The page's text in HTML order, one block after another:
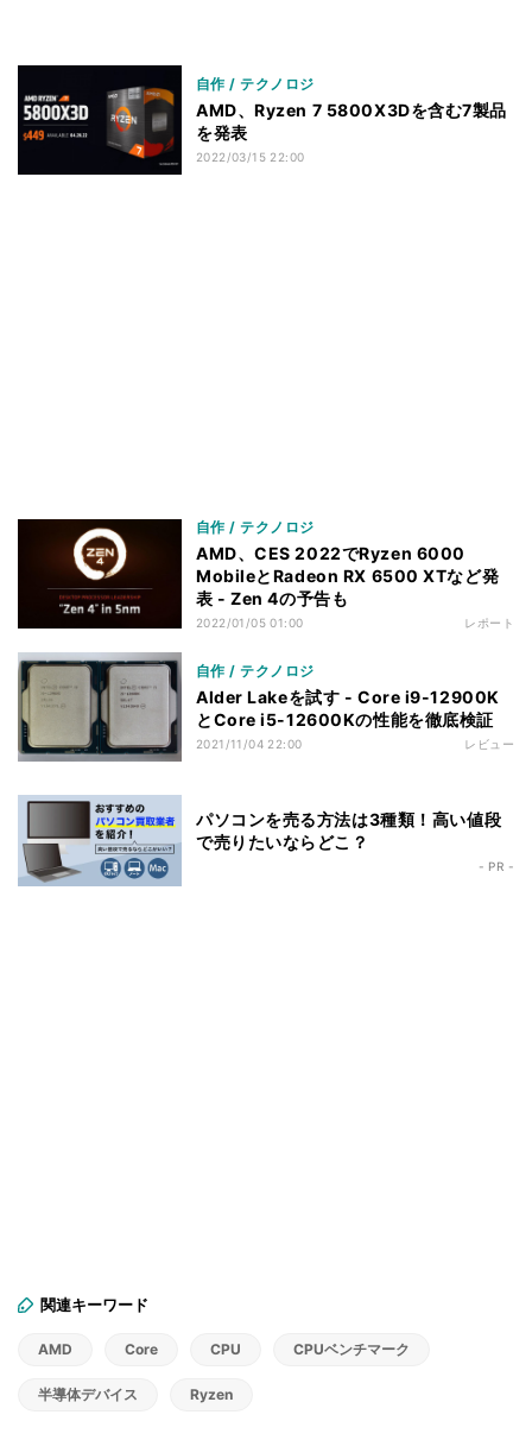
自作 / テクノロジ
AMD、Ryzen 7 5800X3Dを含む7製品
を発表
2022/03/15 22:00
自作 / テクノロジ
AMD、CES 2022でRyzen 6000
MobileとRadeon RX 6500 XTなど発
表 - Zen 4の予告も
2022/01/05 01:00 レポート
自作 / テクノロジ
Alder Lakeを試す - Core i9-12900K
とCore i5-12600Kの性能を徹底検証
2021/11/04 22:00 レビュー
パソコンを売る方法は3種類！高い値段
で売りたいならどこ？
- PR -
関連キーワード
AMD Core CPU CPUベンチマーク
半導体デバイス Ryzen